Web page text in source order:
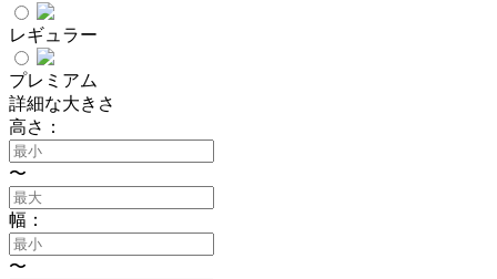
レギュラー
プレミアム
詳細な大きさ
高さ：
〜
幅：
〜